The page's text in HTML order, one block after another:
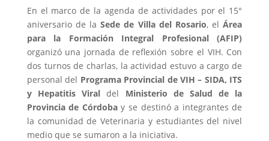
En el marco de la agenda de actividades por el 15°
aniversario de laSede de Villa del Rosario, elÁrea
para la Formación Integral Profesional (AFIP)
organizó una jornada de reflexión sobre el VIH. Con
dos turnos de charlas, la actividad estuvo a cargo de
personal del Programa Provincial de VIH – SIDA, ITS
y Hepatitis Viral del Ministerio de Salud de la
Provincia de Córdobay se destinó a integrantes de
la comunidad de Veterinaria y estudiantes del nivel
medio que se sumaron a la iniciativa.